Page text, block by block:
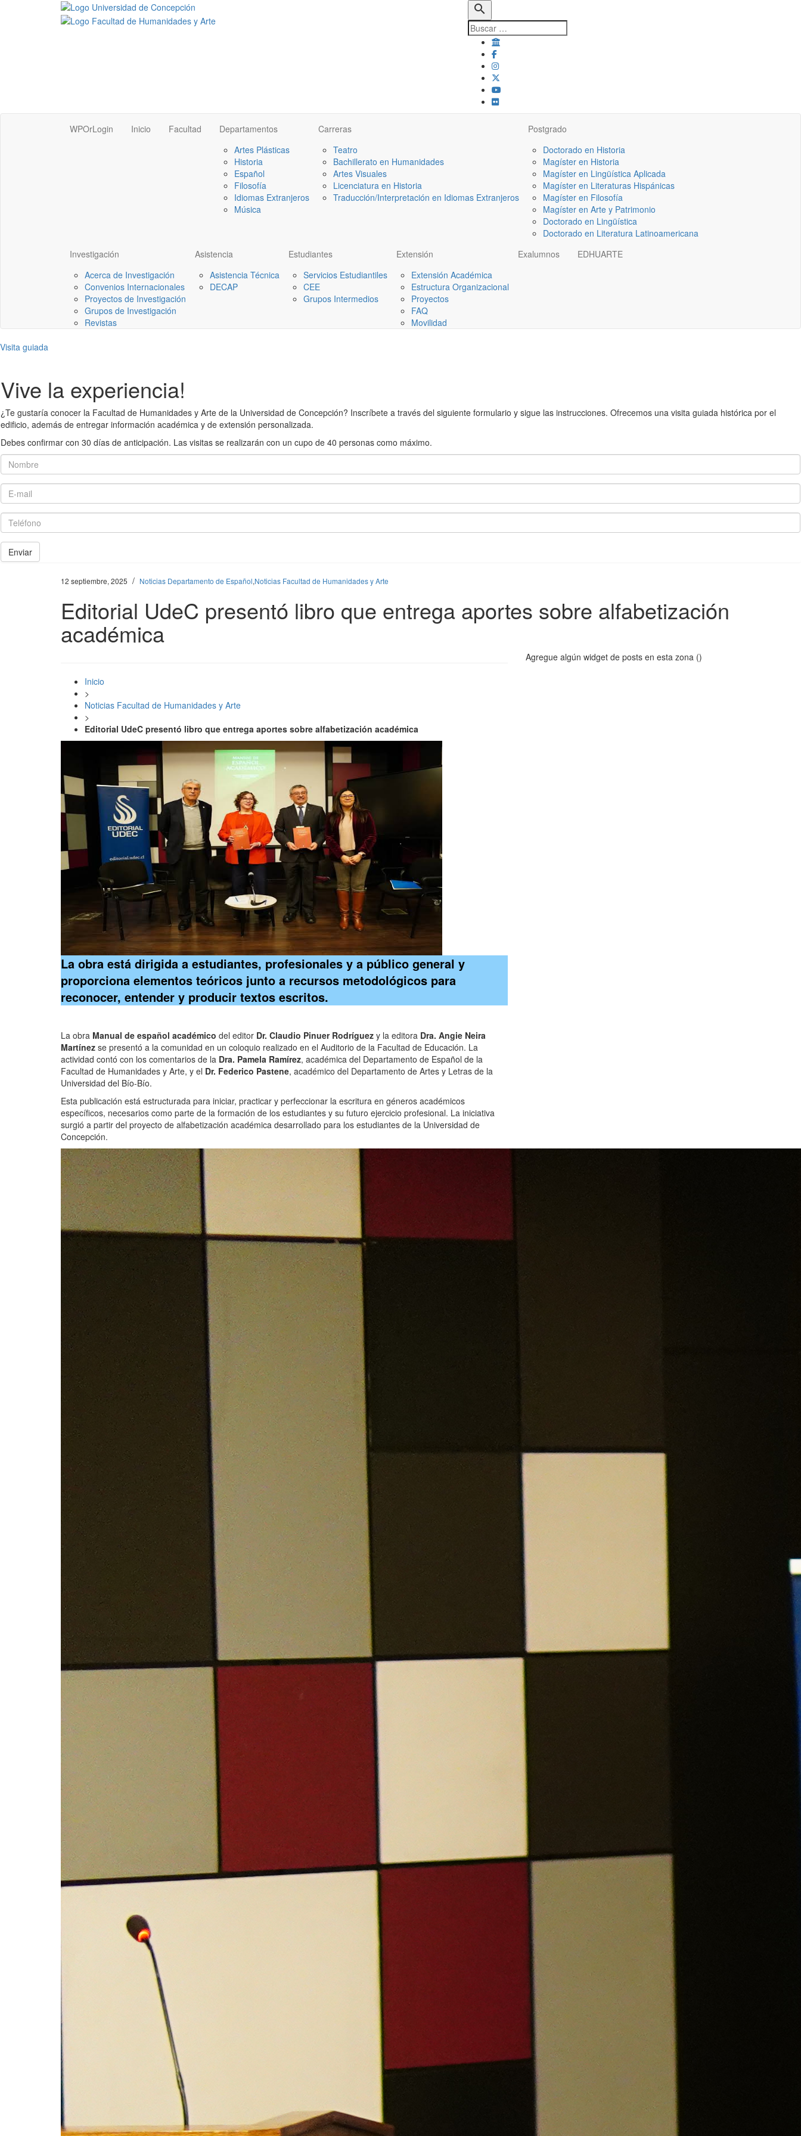
search
WPOrLogin Inicio Facultad
Departamentos
Artes Plásticas
Historia
Español
Filosofía
Idiomas Extranjeros
Música
Carreras
Teatro
Bachillerato en Humanidades
Artes Visuales
Licenciatura en Historia
Traducción/Interpretación en Idiomas Extranjeros
Postgrado
Doctorado en Historia
Magíster en Historia
Magíster en Lingüística Aplicada
Magíster en Literaturas Hispánicas
Magíster en Filosofía
Magíster en Arte y Patrimonio
Doctorado en Lingüística
Doctorado en Literatura Latinoamericana
Investigación
Acerca de Investigación
Convenios Internacionales
Proyectos de Investigación
Grupos de Investigación
Revistas
Asistencia
Asistencia Técnica
DECAP
Estudiantes
Servicios Estudiantiles
CEE
Grupos Intermedios
Extensión
Extensión Académica
Estructura Organizacional
Proyectos
FAQ
Movilidad
Exalumnos EDHUARTE
Visita guiada
Vive la experiencia!
¿Te gustaría conocer la Facultad de Humanidades y Arte de la Universidad de Concepción? Inscríbete a través del siguiente formulario y sigue las instrucciones. Ofrecemos una visita guiada histórica por el
edificio, además de entregar información académica y de extensión personalizada.
Debes confirmar con 30 días de anticipación. Las visitas se realizarán con un cupo de 40 personas como máximo.
Nombre
E-mail
Teléfono
Enviar
12 septiembre, 2025 / Noticias Departamento de Español,Noticias Facultad de Humanidades y Arte
Editorial UdeC presentó libro que entrega aportes sobre alfabetización
académica
Inicio
>
Noticias Facultad de Humanidades y Arte
>
Editorial UdeC presentó libro que entrega aportes sobre alfabetización académica
La obra está dirigida a estudiantes, profesionales y a público general y
proporciona elementos teóricos junto a recursos metodológicos para
reconocer, entender y producir textos escritos.
La obra Manual de español académico del editor Dr. Claudio Pinuer Rodríguez y la editora Dra. Angie Neira
Martínez se presentó a la comunidad en un coloquio realizado en el Auditorio de la Facultad de Educación. La
actividad contó con los comentarios de la Dra. Pamela Ramírez, académica del Departamento de Español de la
Facultad de Humanidades y Arte, y el Dr. Federico Pastene, académico del Departamento de Artes y Letras de la
Universidad del Bío-Bío.
Esta publicación está estructurada para iniciar, practicar y perfeccionar la escritura en géneros académicos
específicos, necesarios como parte de la formación de los estudiantes y su futuro ejercicio profesional. La iniciativa
surgió a partir del proyecto de alfabetización académica desarrollado para los estudiantes de la Universidad de
Concepción.
Agregue algún widget de posts en esta zona ()